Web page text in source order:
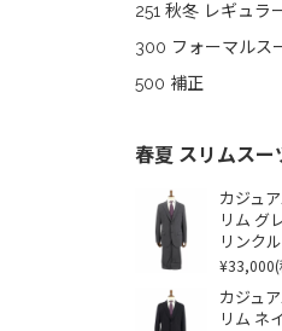
251 秋冬 レギュラ
300 フォーマルス
500 補正
春夏 スリムスー
カジュ
リム グ
リンク
¥33,000
カジュ
リム ネ